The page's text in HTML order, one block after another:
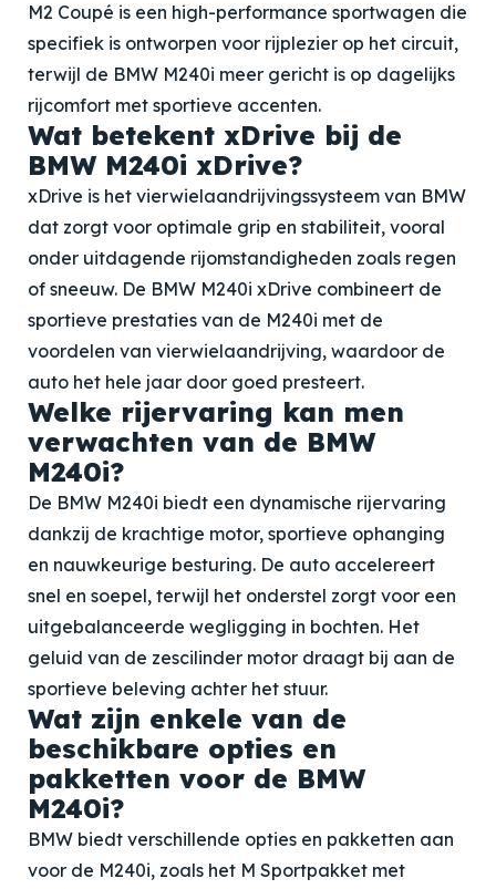
M2 Coupé is een high-performance sportwagen die
specifiek is ontworpen voor rijplezier op het circuit,
terwijl de BMW M240i meer gericht is op dagelijks
rijcomfort met sportieve accenten.
Wat betekent xDrive bij de
BMW M240i xDrive?
xDrive is het vierwielaandrijvingssysteem van BMW
dat zorgt voor optimale grip en stabiliteit, vooral
onder uitdagende rijomstandigheden zoals regen
of sneeuw. De BMW M240i xDrive combineert de
sportieve prestaties van de M240i met de
voordelen van vierwielaandrijving, waardoor de
auto het hele jaar door goed presteert.
Welke rijervaring kan men
verwachten van de BMW
M240i?
De BMW M240i biedt een dynamische rijervaring
dankzij de krachtige motor, sportieve ophanging
en nauwkeurige besturing. De auto accelereert
snel en soepel, terwijl het onderstel zorgt voor een
uitgebalanceerde wegligging in bochten. Het
geluid van de zescilinder motor draagt bij aan de
sportieve beleving achter het stuur.
Wat zijn enkele van de
beschikbare opties en
pakketten voor de BMW
M240i?
BMW biedt verschillende opties en pakketten aan
voor de M240i, zoals het M Sportpakket met